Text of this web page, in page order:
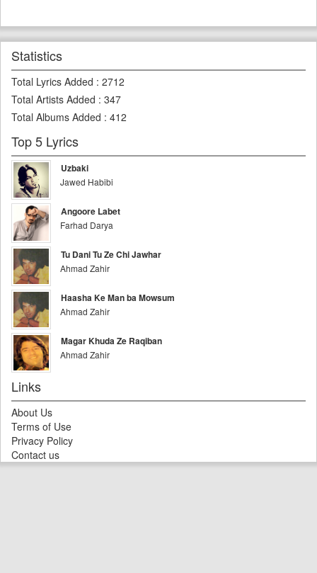
Statistics
Total Lyrics Added : 2712
Total Artists Added : 347
Total Albums Added : 412
Top 5 Lyrics
Uzbaki
Jawed Habibi
Angoore Labet
Farhad Darya
Tu Dani Tu Ze Chi Jawhar
Ahmad Zahir
Haasha Ke Man ba Mowsum
Ahmad Zahir
Magar Khuda Ze Raqiban
Ahmad Zahir
Links
About Us
Terms of Use
Privacy Policy
Contact us